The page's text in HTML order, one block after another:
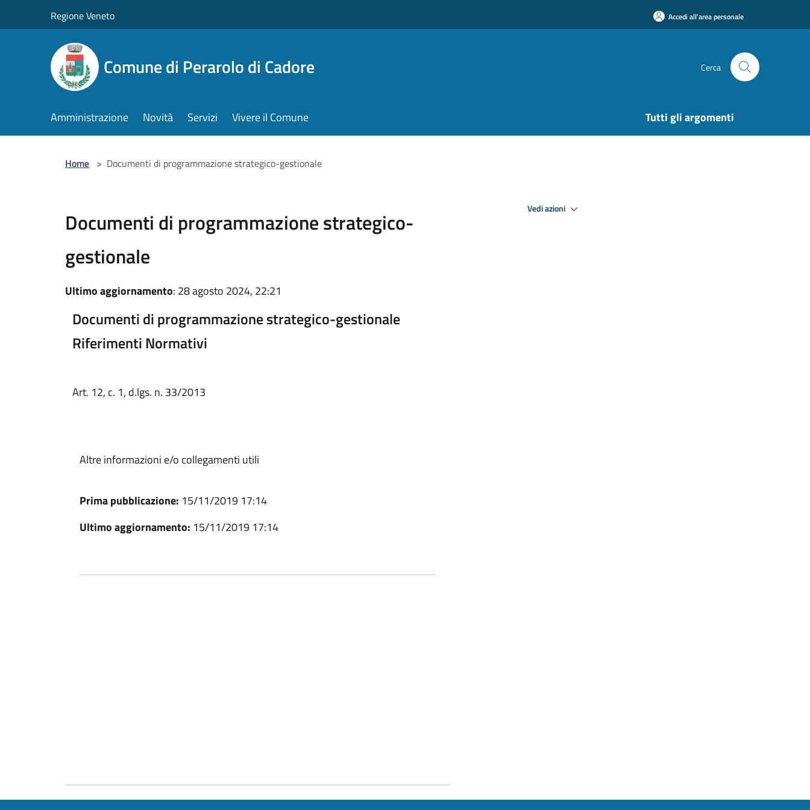
Regione Veneto Accedi all'area personale
Comune di Perarolo di Cadore Cerca
Amministrazione Novità Servizi Vivere il Comune Tutti gli argomenti
Home > Documenti di programmazione strategico-gestionale
Documenti di programmazione strategico-
gestionale
Ultimo aggiornamento: 28 agosto 2024, 22:21
Documenti di programmazione strategico-gestionale
Riferimenti Normativi
Art. 12, c. 1, d.lgs. n. 33/2013
Altre informazioni e/o collegamenti utili
Prima pubblicazione: 15/11/2019 17:14
Ultimo aggiornamento: 15/11/2019 17:14
Vedi azioni